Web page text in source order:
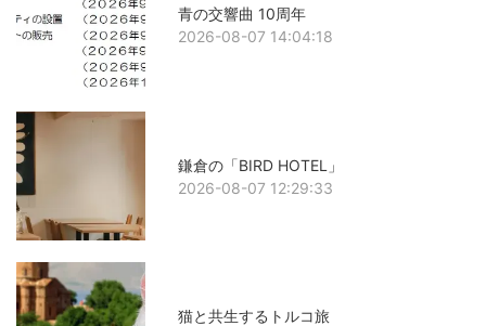
青の交響曲 10周年
2026-08-07 14:04:18
鎌倉の「BIRD HOTEL」
2026-08-07 12:29:33
猫と共生するトルコ旅